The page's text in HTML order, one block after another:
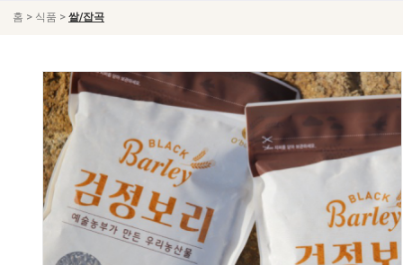
홈 > 식품 > 쌀/잡곡